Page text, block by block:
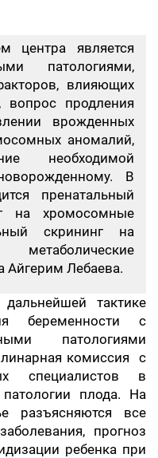
центра является
патологиями,
влияющих
продления
врожденных
аномалий,
необходимой
В
пренатальный
на хромосомные
скрининг на
Айгерим Лебаева.
тактике
беременности с
патологиями
комиссия с
специалистов в
плода. На
разъясняются все
прогноз
ребенка при